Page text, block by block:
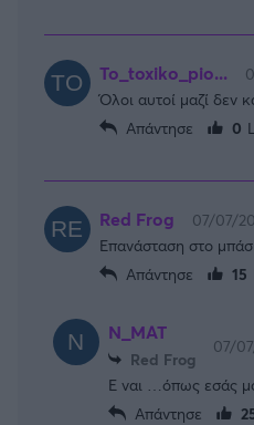
To_toxiko_pio...
Όλοι αυτοί μαζί δεν
Απάντησε
0
Red Frog
07/07/
Επανάσταση στο
Απάντησε
15
Ν_ΜΑΤ
Red Frog
07/
Ε ναι …όπως εσάς
Απάντησε